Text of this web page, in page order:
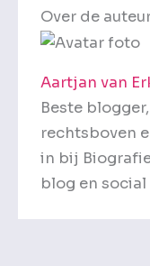
Over de
Aartjan van
Beste
rechtsboven
in bij
blog en social